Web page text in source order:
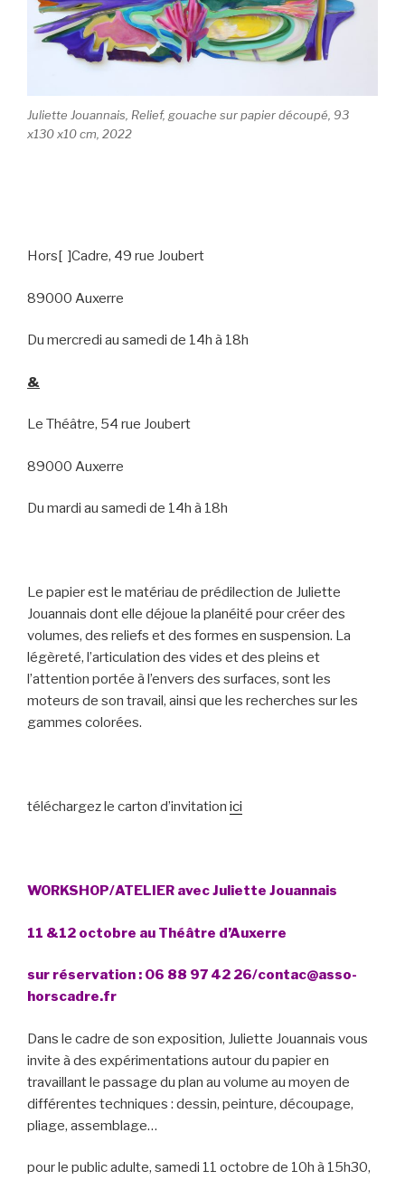
Juliette Jouannais, Relief, gouache sur papier découpé, 93
x130 x10 cm, 2022
Hors[ ]Cadre, 49 rue Joubert
89000 Auxerre
Du mercredi au samedi de 14h à 18h
&
Le Théâtre, 54 rue Joubert
89000 Auxerre
Du mardi au samedi de 14h à 18h
Le papier est le matériau de prédilection de Juliette
Jouannais dont elle déjoue la planéité pour créer des
volumes, des reliefs et des formes en suspension. La
légèreté, l’articulation des vides et des pleins et
l’attention portée à l’envers des surfaces, sont les
moteurs de son travail, ainsi que les recherches sur les
gammes colorées.
téléchargez le carton d’invitation ici
WORKSHOP/ATELIER avec Juliette Jouannais
11 &12 octobre au Théâtre d’Auxerre
sur réservation : 06 88 97 42 26/contac@asso-
horscadre.fr
Dans le cadre de son exposition, Juliette Jouannais vous
invite à des expérimentations autour du papier en
travaillant le passage du plan au volume au moyen de
différentes techniques : dessin, peinture, découpage,
pliage, assemblage…
pour le public adulte, samedi 11 octobre de 10h à 15h30,